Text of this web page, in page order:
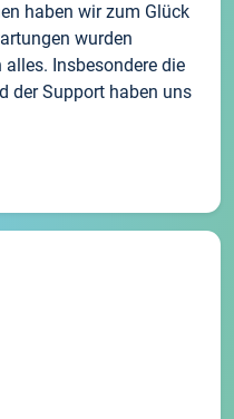
haben wir zum Glück
wurden
Insbesondere die
der Support haben uns